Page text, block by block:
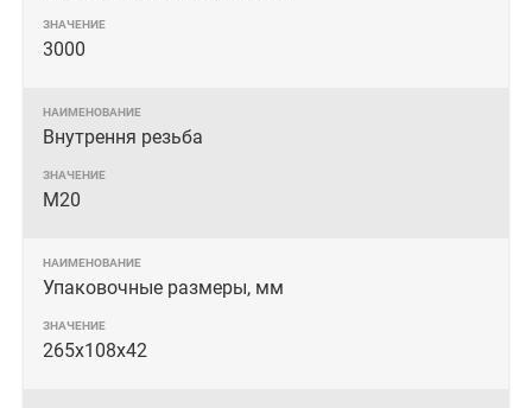
3000
Внутрення резьба
М20
Упаковочные размеры, мм
265х108х42